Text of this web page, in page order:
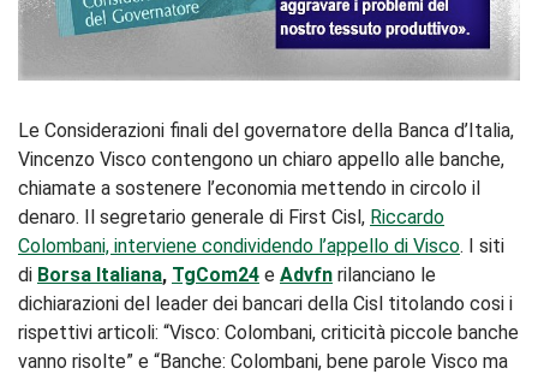
Le Considerazioni finali del governatore della Banca d’Italia,
Vincenzo Visco contengono un chiaro appello alle banche,
chiamate a sostenere l’economia mettendo in circolo il
denaro. Il segretario generale di First Cisl, Riccardo
Colombani, interviene condividendo l’appello di Visco. I siti
di Borsa Italiana, TgCom24 e Advfn rilanciano le
dichiarazioni del leader dei bancari della Cisl titolando cosi i
rispettivi articoli: “Visco: Colombani, criticità piccole banche
vanno risolte” e “Banche: Colombani, bene parole Visco ma